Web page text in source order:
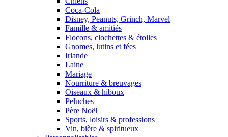
Coca-Cola
Disney, Peanuts, Grinch, Marvel
Famille & amitiés
Flocons, clochettes & étoiles
Gnomes, lutins et fées
Irlande
Laine
Mariage
Nourriture & breuvages
Oiseaux & hiboux
Peluches
Père Noël
Sports, loisirs & professions
Vin, bière & spiritueux